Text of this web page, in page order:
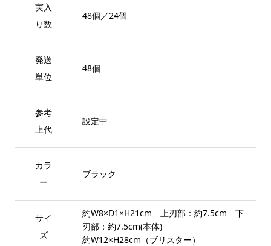
実入
り数
48個／24個
発送
単位
48個
参考
上代
設定中
カラ
ー
ブラック
サイ
ズ
約W8×D1×H21cm 上刃部：約7.5cm 下
刃部：約7.5cm(本体)
約W12×H28cm（ブリスター）